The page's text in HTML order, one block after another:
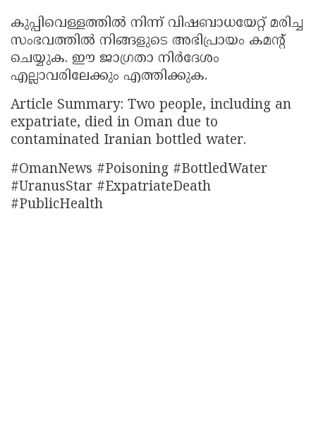
കുപ്പിവെള്ളത്തിൽ നിന്ന് വിഷബാധയേറ്റ് മരിച്ച
സംഭവത്തില്‍ നിങ്ങളുടെ അഭിപ്രായം കമൻ്റ്
ചെയ്യുക. ഈ ജാഗ്രതാ നിർദേശം
എല്ലാവരിലേക്കും എത്തിക്കുക.
Article Summary: Two people, including an
expatriate, died in Oman due to
contaminated Iranian bottled water.
#OmanNews #Poisoning #BottledWater
#UranusStar #ExpatriateDeath
#PublicHealth